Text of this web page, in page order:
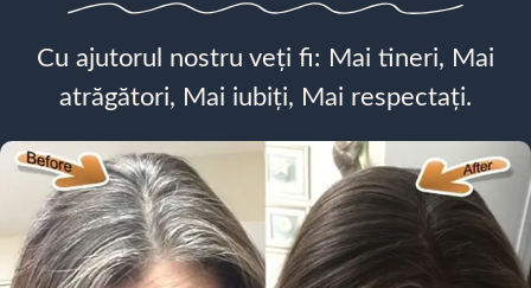
Cu ajutorul nostru veți fi: Mai tineri, Mai
atrăgători, Mai iubiți, Mai respectați.